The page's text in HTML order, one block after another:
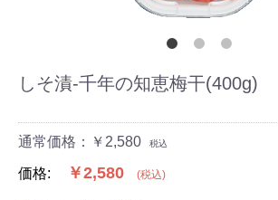
しそ漬‐千年の知恵梅干(400g)
通常価格：￥2,580 税込
価格: ￥2,580 (税込)